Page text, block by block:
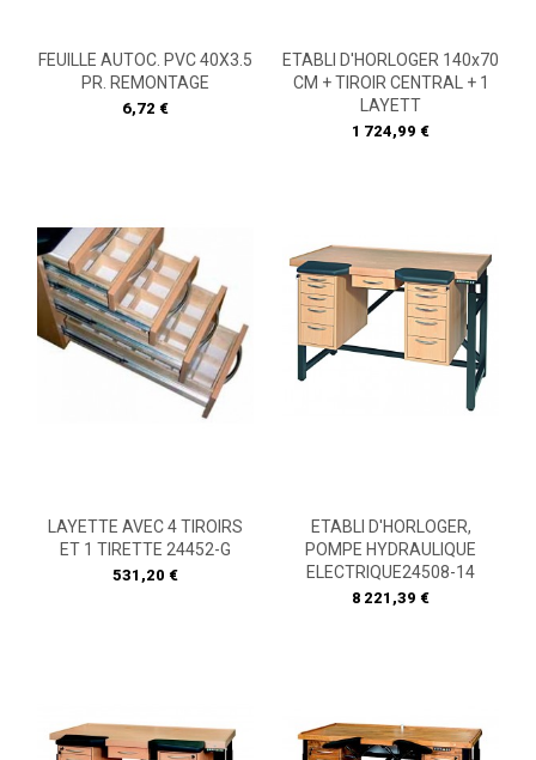
FEUILLE AUTOC. PVC 40X3.5
PR. REMONTAGE
Prix
6,72 €
ETABLI D'HORLOGER 140x70
CM + TIROIR CENTRAL + 1
LAYETT
Prix
1 724,99 €
LAYETTE AVEC 4 TIROIRS
ET 1 TIRETTE 24452-G
Prix
531,20 €
ETABLI D'HORLOGER,
POMPE HYDRAULIQUE
ELECTRIQUE24508-14
Prix
8 221,39 €